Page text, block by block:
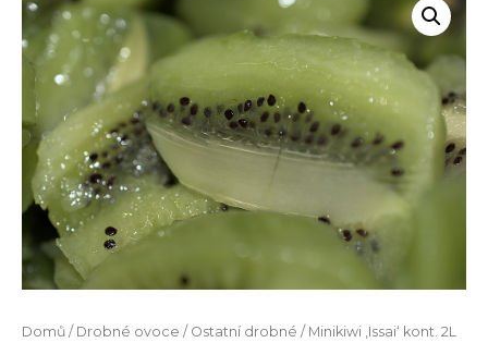
Domů / Drobné ovoce / Ostatní drobné / Minikiwi ‚Issai‘ kont. 2L